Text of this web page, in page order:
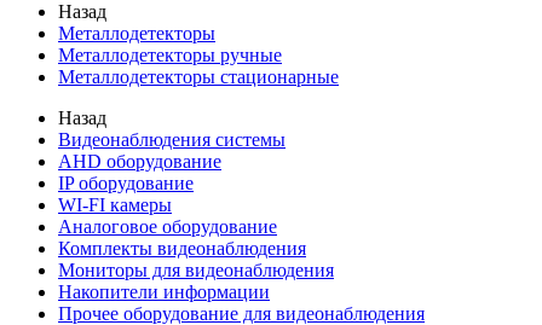
Назад
Металлодетекторы
Металлодетекторы ручные
Металлодетекторы стационарные
Назад
Видеонаблюдения cистемы
AHD оборудование
IP оборудование
WI-FI камеры
Аналоговое оборудование
Комплекты видеонаблюдения
Мониторы для видеонаблюдения
Накопители информации
Прочее оборудование для видеонаблюдения